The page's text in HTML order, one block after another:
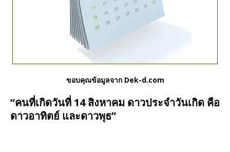
ขอบคุณข้อมูลจาก Dek-d.com
“คนที่เกิดวันที่ 14 สิงหาคม ดาวประจำวันเกิด คือ
ดาวอาทิตย์ และดาวพุธ”